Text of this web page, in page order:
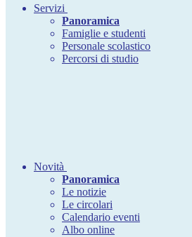
Servizi
Panoramica
Famiglie e studenti
Personale scolastico
Percorsi di studio
Novità
Panoramica
Le notizie
Le circolari
Calendario eventi
Albo online